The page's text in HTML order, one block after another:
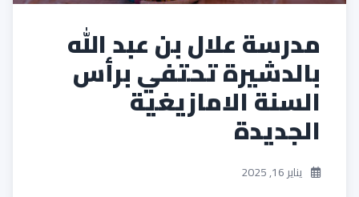
مدرسة علال بن عبد الله
بالدشيرة تحتفي برأس
السنة الامازيغية
الجديدة
يناير 16, 2025